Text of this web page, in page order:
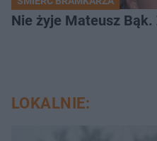
Nie żyje Mateusz Bąk.
LOKALNIE: